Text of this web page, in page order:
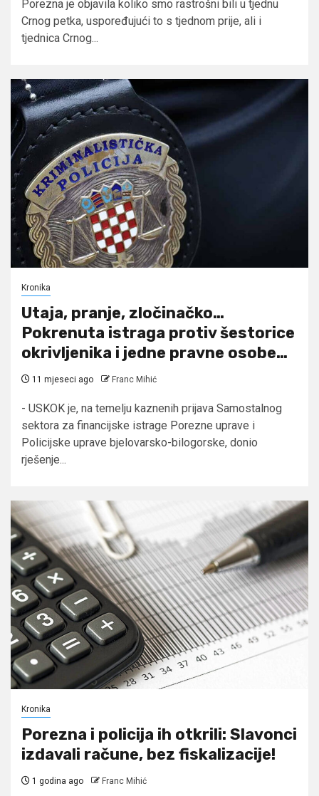
Porezna je objavila koliko smo rastrošni bili u tjednu
Crnog petka, uspoređujući to s tjednom prije, ali i
tjednica Crnog...
Kronika
Utaja, pranje, zločinačko…
Pokrenuta istraga protiv šestorice
okrivljenika i jedne pravne osobe…
11 mjeseci ago Franc Mihić
- USKOK je, na temelju kaznenih prijava Samostalnog
sektora za financijske istrage Porezne uprave i
Policijske uprave bjelovarsko-bilogorske, donio
rješenje...
Kronika
Porezna i policija ih otkrili: Slavonci
izdavali račune, bez fiskalizacije!
1 godina ago Franc Mihić